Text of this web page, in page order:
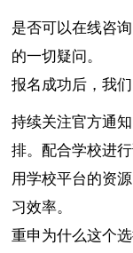
是否可以在线咨
的一切疑问。
报名成功后，我
持续关注官方通
排。配合学校进
用学校平台的资
习效率。
重申为什么这个